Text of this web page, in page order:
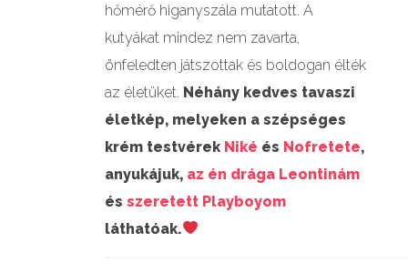
hőmérő higanyszála mutatott. A
kutyákat mindez nem zavarta,
önfeledten játszottak és boldogan élték
az életüket. Néhány kedves tavaszi
életkép, melyeken a szépséges
krém testvérek Niké és Nofretete,
anyukájuk, az én drága Leontinám
és szeretett Playboyom
láthatóak.